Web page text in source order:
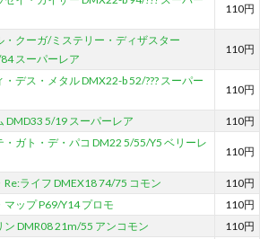
110円
・クーガ/ミステリー・ディザスター
スーパーレア
110円
デス・メタル DMX22-b 52/??? スーパー
110円
DMD33 5/19 スーパーレア 110円
・ガト・デ・パコ DM22 5/55/Y5 ベリーレ
110円
Re:ライフ DMEX18 74/75 コモン
110円
マップ P69/Y14 プロモ
110円
ン DMR08 21m/55 アンコモン
110円